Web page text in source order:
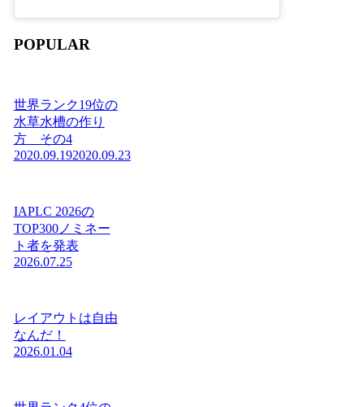
POPULAR
世界ランク19位の
水草水槽の作り
方 その4
2020.09.192020.09.23
IAPLC 2026の
TOP300ノミネー
ト者を発表
2026.07.25
レイアウトは自由
なんだ！
2026.01.04